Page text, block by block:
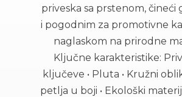
priveska sa prstenom, čineći
i pogodnim za promotivne
naglaskom na prirodne
Ključne karakteristike:
ključeve • Pluta • Kružni
petlja u boji • Ekološki